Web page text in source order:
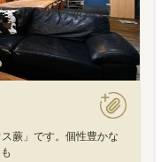
蕨」です。個性豊かな